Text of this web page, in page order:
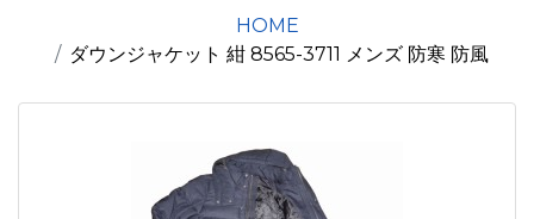
HOME
ダウンジャケット 紺 8565-3711 メンズ 防寒 防風